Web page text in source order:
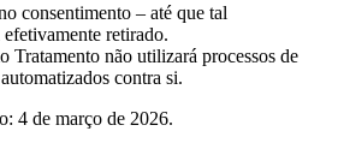
consentimento – até que tal
retirado.
Tratamento não utilizará processos de
contra si.
4 de março de 2026.